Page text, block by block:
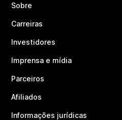
Sobre
Carreiras
Investidores
Imprensa e mídia
Parceiros
Afiliados
Informações jurídicas